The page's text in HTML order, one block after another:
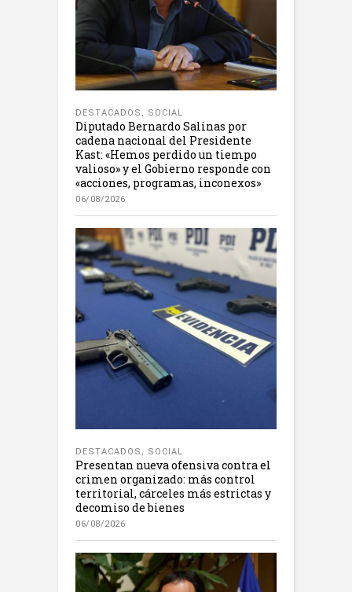
DESTACADOS , SOCIAL
Diputado Bernardo Salinas por
cadena nacional del Presidente
Kast: «Hemos perdido un tiempo
valioso» y el Gobierno responde con
«acciones, programas, inconexos»
06/08/2026
DESTACADOS , SOCIAL
Presentan nueva ofensiva contra el
crimen organizado: más control
territorial, cárceles más estrictas y
decomiso de bienes
06/08/2026